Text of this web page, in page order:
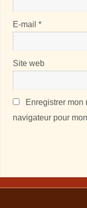
E-mail*
Site web
Enregistrer mon
navigateur pour